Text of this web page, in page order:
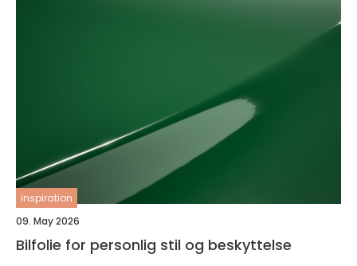
inspiration
09. May 2026
Bilfolie for personlig stil og beskyttelse